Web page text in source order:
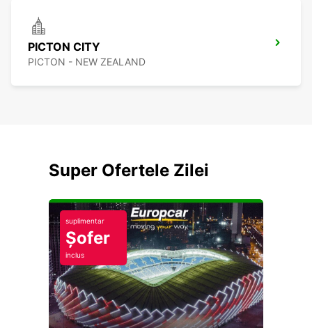
PICTON CITY
PICTON - NEW ZEALAND
Super Ofertele Zilei
suplimentar
Șofer
inclus